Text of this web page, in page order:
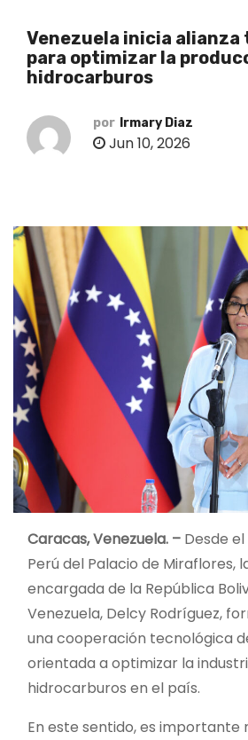
Venezuela inicia alianza
para optimizar la
hidrocarburos
por Irmary Diaz
Jun 10, 2026
Caracas, Venezuela. – Desde
Perú del Palacio de Miraflores,
encargada de la República
Venezuela, Delcy Rodríguez,
una cooperación tecnológica
orientada a optimizar la
hidrocarburos en el país.
En este sentido, es importante